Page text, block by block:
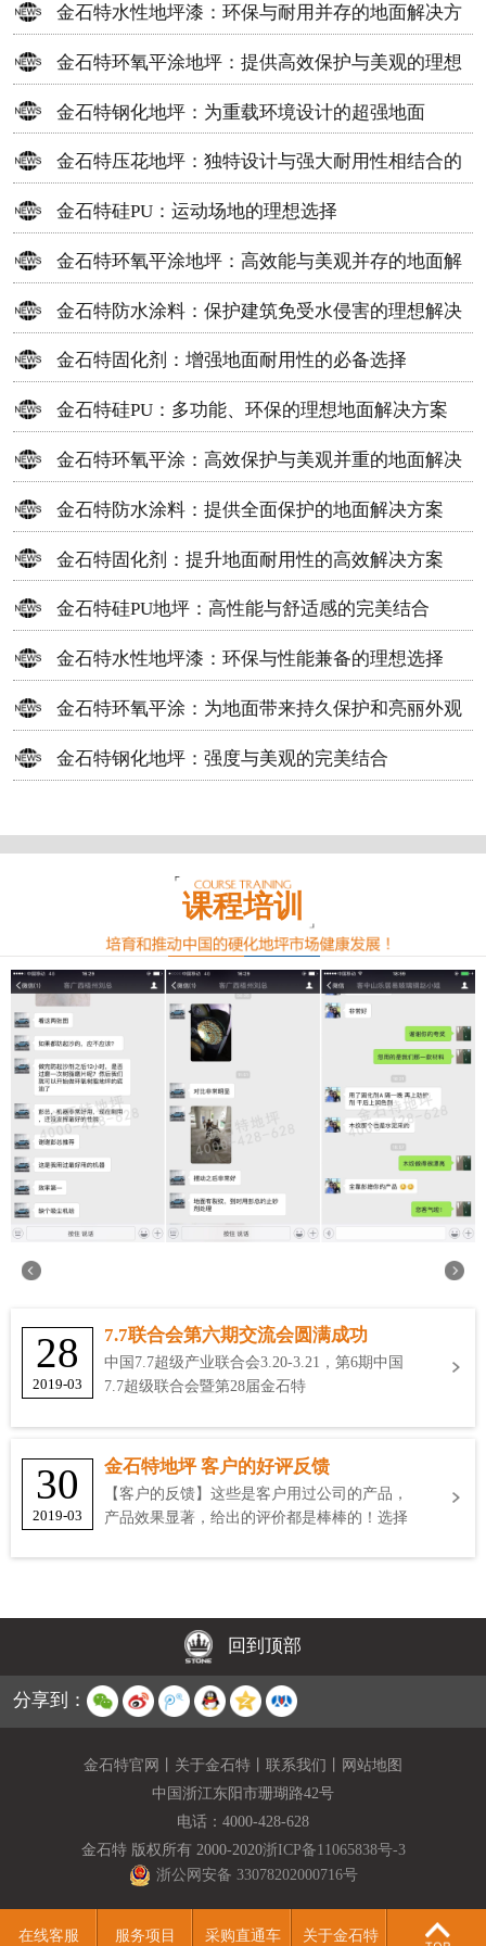
金石特水性地坪漆：环保与耐用并存的地面解决方
案
金石特环氧平涂地坪：提供高效保护与美观的理想
选择
金石特钢化地坪：为重载环境设计的超强地面
金石特压花地坪：独特设计与强大耐用性相结合的
地面材料
金石特硅PU：运动场地的理想选择
金石特环氧平涂地坪：高效能与美观并存的地面解
决方案
金石特防水涂料：保护建筑免受水侵害的理想解决
方案
金石特固化剂：增强地面耐用性的必备选择
金石特硅PU：多功能、环保的理想地面解决方案
金石特环氧平涂：高效保护与美观并重的地面解决
方案
金石特防水涂料：提供全面保护的地面解决方案
金石特固化剂：提升地面耐用性的高效解决方案
金石特硅PU地坪：高性能与舒适感的完美结合
金石特水性地坪漆：环保与性能兼备的理想选择
金石特环氧平涂：为地面带来持久保护和亮丽外观
金石特钢化地坪：强度与美观的完美结合
课程培训
28
2019-03
7.7联合会第六期交流会圆满成功
中国7.7超级产业联合会3.20-3.21，第6期中国
7.7超级联合会暨第28届金石特
30
2019-03
金石特地坪 客户的好评反馈
【客户的反馈】这些是客户用过公司的产品，
产品效果显著，给出的评价都是棒棒的！选择
回到顶部
分享到：
金石特官网 关于金石特 联系我们
网站地图
中国浙江东阳市珊瑚路42号
电话： 4000-428-628
金石特 版权所有 2000-2020浙ICP备11065838号-3
浙公网安备 33078202000716号
在线客服 服务项目 采购直通车 关于金石特